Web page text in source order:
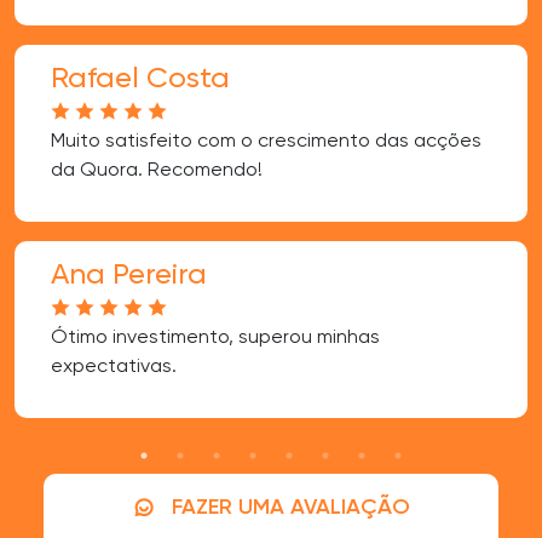
Rafael Costa
Muito satisfeito com o crescimento das acções
da Quora. Recomendo!
Ana Pereira
Ótimo investimento, superou minhas
expectativas.
FAZER UMA AVALIAÇÃO